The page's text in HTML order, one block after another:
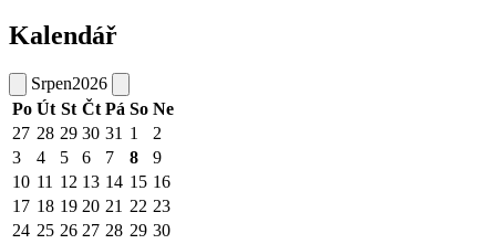
Kalendář
Srpen2026
Po Út St Čt Pá So Ne
27 28 29 30 31 1
2
3
4 5 6 7 8
9
10 11 12 13 14 15 16
17 18 19 20 21 22 23
24 25 26 27 28 29 30